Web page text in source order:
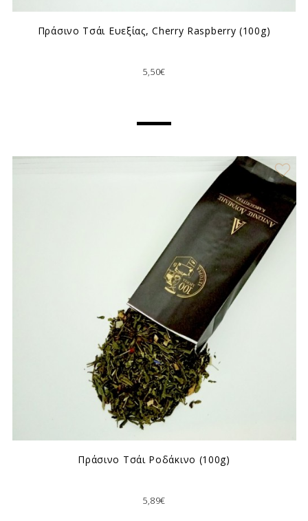
Πράσινο Τσάι Ευεξίας, Cherry Raspberry (100g)
5,50€
Πράσινο Τσάι Ροδάκινο (100g)
5,89€